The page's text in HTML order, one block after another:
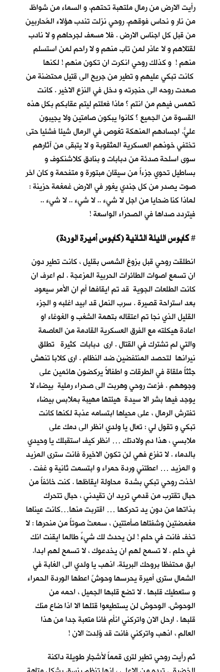
رأيت الارض من رمال ملتهبة تحتهم، و السماء من شواظ
من نار و نحاس فوقهم. روحي نزلت تندب هؤلاء المُحاربين
من قبل كل اجناس الارض . فلا مسعف لجرحاهم و لا نادب
لقتلاهم و لا عاذر لمن تاب منهم و لا راحم لمن استسلم
منهم ! و كذلك روحي انكرت ان تكون منهم ! لكنها
كانت تبكي عليهم و تطير من جريح الى قتيل محتضنة من
صعدت روحه الى حنجرته و دخل في النزع الاخير . كانت
تهمس فيهم من انتم ؟ ماذا فعلتم ليتم عقابكم بكل هذه
القسوة من الجميع ؟ كانوا يبكون صامتين ولا يجيبون
عليّ. اجسادهم المنهكة تغوص في الرمال شيئا فشئياً حتى
تختفي خوذهم العسكرية المثقوبة و لا يتبقى من آثارهم
سوى اسلحة صدئة من دبابات و بنادق كلاشنكوف و
بساطيل تحوي جزءاً من سيقان مبتورة و متفحمة و كان اخر
صوت يصدر من كل جندي يغور في الارض غمغمة حزينة :
لماذا كنا ضحايا من اجل لا شيء .. لا شيء .. لا شيء ..
فيتردد صداها في الصحراء الواسعة !
كابوس الليلة الثانية (كابوس أميرة الوردة)#
انطلقت روحي قبل بزوغ الشمس بقليل ، كانت تطير دون
ان تسمع اصوات الطائرات الحربية المزعجة . لم اعرف ان
كانت الطلعات الجوية قد تم ايقافها أم ان الأمر سيعود
بعد استراحة قصيرة . سرب النمل قد ابيد اغلبه و الجزء
القليل الذي نجا تم اعتقاله بتهمة الشغب و الغوغاء او
اعادة هيكلته مع الفرق العسكرية القادمة من العاصمة
والتي لم تشترك في القتال . ارى دبابات كثيرة تطلق
نيرانها لتحصد المنتفضين ضد النظام . ارى كلابا تنهش
جثثاً ملقاة في الطرقات و اطفالاً يركضون هائمين على
وجوههم . فزعت روحي وهربت الى صحراء رملية بيضاء لا
يوجد فيها بشر الا سيدة هيئتها مهيبة بملابس بيضاء
تفترش الرمال ، على محياها ابتسامه عذبة لكنها كانت
تبكي و تقول لي : تعال يا ولدي انظر الى دمك على
ملابسي ، هذا دم ولادتك … انظر كيف استقبلك يا وحيدي
بالدماء . لا تفزع فهي لن تكون الاخيرة فانت سترى المزيد
و المزيد … اعطتني وردة حمراء و ابتسمت ثانية و غفت .
اخذت روحي تبكي بشدة محاولة ايقاظها . كنت خائفاً من
حبال تقترب من قدمي تريد ان تقيدني ، حبال تتحرك
بذاتها من دون يد تحركها … اقتربت منها…كانت عيناها
مغمضتين وشفتاها صأمتتين ، سمعتُ صوتاً من منحرها : لا
تخف فانت في حلم ! لن يحدث لك شيءٌ طالما ايقنت انك
في حلم . لا تسمح لهم ان يخدعوك ، لا تسمح لهم ابدا.
ابق محتفظا بروحك البريئة. اذهب يا ولدي الى الغابة في
الشمال سترى أميرة يحرسها وحوشٌ اعطها الوردة الحمراء
و ستعطيك قلبها . لا تضع قلبها الجميل ، احمه من
الوحوش. الوحوش لن يستطيعوا قتلها الا اذا ضاع منك
قلبها . ارحل الان واتركني انأم فانا متعبة جدا من هذا
العالم ، اذهب واتركني فانت قد وُلِدتَ الان !
ثم رأيت روحي تطير لترى قمماً لأشجارٍ طويلة داكنة